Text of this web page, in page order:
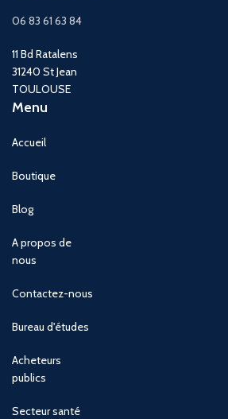
06 83 61 63 84
11 Bd Ratalens
31240 St Jean
TOULOUSE
Menu
Accueil
Boutique
Blog
A propos de
nous
Contactez-nous
Bureau d'études
Acheteurs
publics
Secteur santé